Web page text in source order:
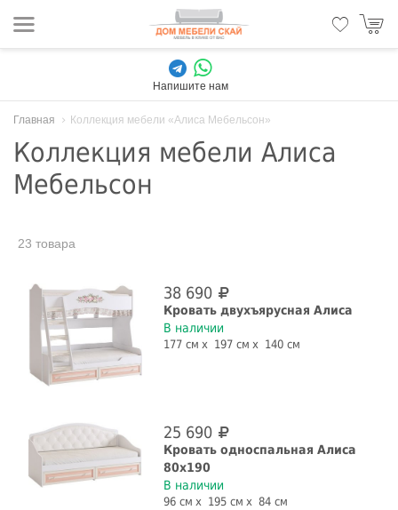
Напишите нам
Главная Коллекция мебели «Алиса Мебельсон»
Коллекция мебели Алиса
Мебельсон
23 товара
38 690
Кровать двухъярусная Алиса
В наличии
177 см 197 см 140 см
25 690
Кровать односпальная Алиса
80x190
В наличии
96 см 195 см 84 см